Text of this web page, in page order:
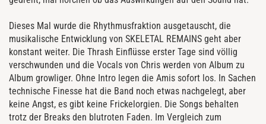
Dieses Mal wurde die Rhythmusfraktion ausgetauscht, die
musikalische Entwicklung von SKELETAL REMAINS geht aber
konstant weiter. Die Thrash Einflüsse erster Tage sind völlig
verschwunden und die Vocals von Chris werden von Album zu
Album growliger. Ohne Intro legen die Amis sofort los. In Sachen
technische Finesse hat die Band noch etwas nachgelegt, aber
keine Angst, es gibt keine Frickelorgien. Die Songs behalten
trotz der Breaks den blutroten Faden. Im Vergleich zum